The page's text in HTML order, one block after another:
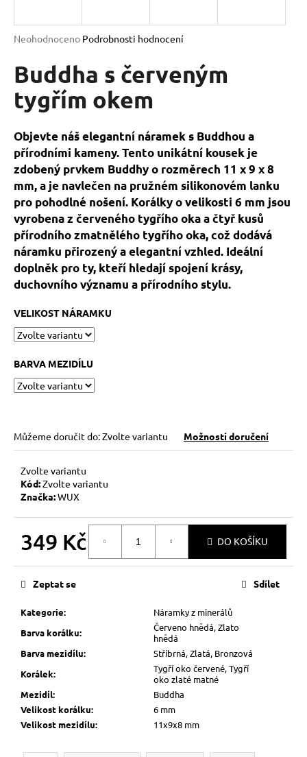
Průměrné
produktu
je
0,0
z
hvězdiček.
Neohodnoceno Podrobnosti hodnocení
Buddha s červeným
tygřím okem
Objevte náš elegantní náramek s Buddhou a
přírodními kameny. Tento unikátní kousek je
zdobený prvkem Buddhy o rozměrech 11 x 9 x 8
mm, a je navlečen na pružném silikonovém lanku
pro pohodlné nošení. Korálky o velikosti 6 mm jsou
vyrobena z červeného tygřího oka a čtyř kusů
přírodního zmatnělého tygřího oka, což dodává
náramku přirozený a elegantní vzhled. Ideální
doplněk pro ty, kteří hledají spojení krásy,
duchovního významu a přírodního stylu.
VELIKOST NÁRAMKU
BARVA MEZIDÍLU
Můžeme doručit do:Zvolte variantu Možnosti doručení
Zvolte variantu
Kód:Zvolte variantu
Značka:WUX
349 Kč DO KOŠÍKU
Kategorie:
Náramky z minerálů
Barva korálku:
Červeno hnědá, Zlato
hnědá
Barva mezidílu:
Stříbrná, Zlatá, Bronzová
Korálek:
Tygří oko červené, Tygří
oko zlaté matné
Mezidíl:
Buddha
Velikost korálku:
6 mm
Velikost mezidílu: 11x9x8 mm
Zeptat se Sdílet
j
t
?
HLEDAT
D
o
p
o
r
u
č
u
j
m
e
FIVE
SILVER
119
Kč
Původně:
149